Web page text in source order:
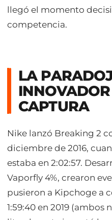
llegó el momento
competencia.
LA
CAPTURA
Nike lanzó Breaking 2
diciembre de 2016,
estaba en 2:02:57.
Vaporfly 4%, crearon
pusieron a Kipchoge a
1:59:40 en 2019 (ambos